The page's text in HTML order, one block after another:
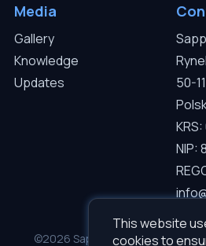
This website
cookies to
Media
Gallery
Knowledge
Updates
50-
NIP:
©2026 Sapphire Project Sp. z